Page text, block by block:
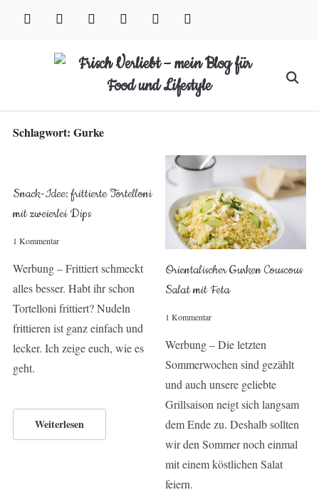
facebook instagram pinterest twitter xing youtube
Search
Schlagwort: Gurke
Snack-Idee: frittierte Tortelloni
mit zweierlei Dips
1 Kommentar
Werbung – Frittiert schmeckt
alles besser. Habt ihr schon
Tortelloni frittiert? Nudeln
frittieren ist ganz einfach und
lecker. Ich zeige euch, wie es
geht.
Weiterlesen
Orientalischer Gurken Couscous
Salat mit Feta
1 Kommentar
Werbung – Die letzten
Sommerwochen sind gezählt
und auch unsere geliebte
Grillsaison neigt sich langsam
dem Ende zu. Deshalb sollten
wir den Sommer noch einmal
mit einem köstlichen Salat
feiern.